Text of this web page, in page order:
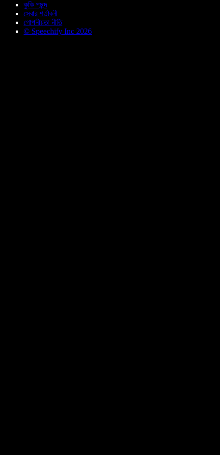
কুকি পছন্দ
সেবার শর্তাবলী
গোপনীয়তা নীতি
© Speechify Inc 2026